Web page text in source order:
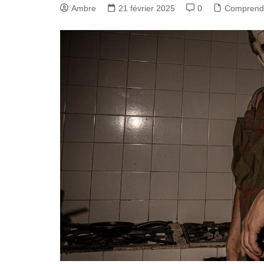
Ambre 21 février 2025 0